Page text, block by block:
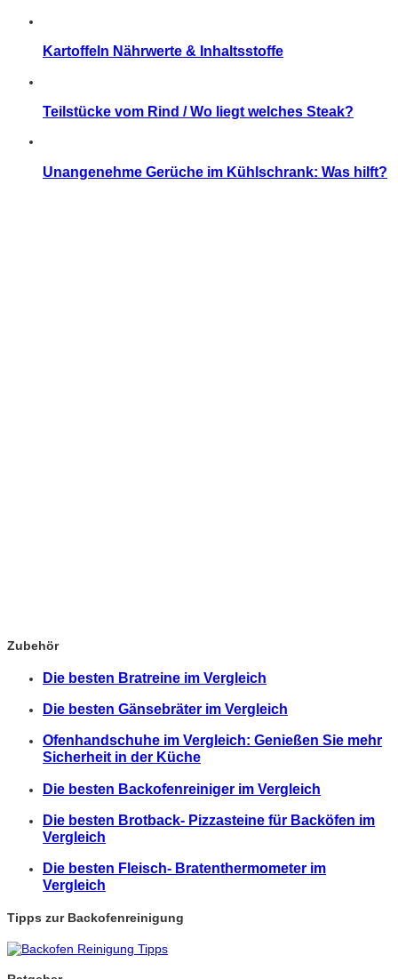
Kartoffeln Nährwerte & Inhaltsstoffe
Teilstücke vom Rind / Wo liegt welches Steak?
Unangenehme Gerüche im Kühlschrank: Was hilft?
Zubehör
Die besten Bratreine im Vergleich
Die besten Gänsebräter im Vergleich
Ofenhandschuhe im Vergleich: Genießen Sie mehr
Sicherheit in der Küche
Die besten Backofenreiniger im Vergleich
Die besten Brotback- Pizzasteine für Backöfen im
Vergleich
Die besten Fleisch- Bratenthermometer im
Vergleich
Tipps zur Backofenreinigung